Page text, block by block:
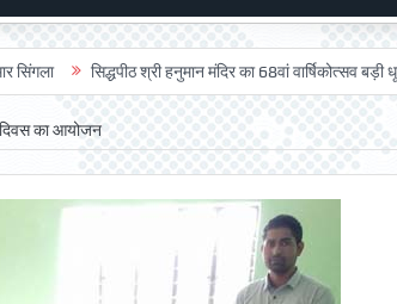
सिद्धपीठ श्री हनुमान मंदिर का 68वां वार्षिकोत्सव बड़ी धूमधाम से
दिवस का आयोजन